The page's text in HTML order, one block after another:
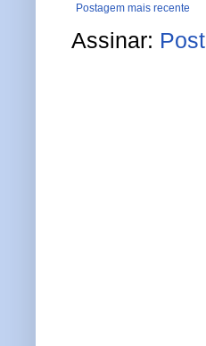
Postagem mais recente
Assinar: